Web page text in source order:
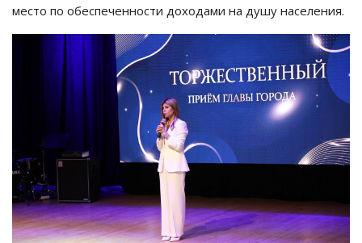
место по обеспеченности доходами на душу населения.